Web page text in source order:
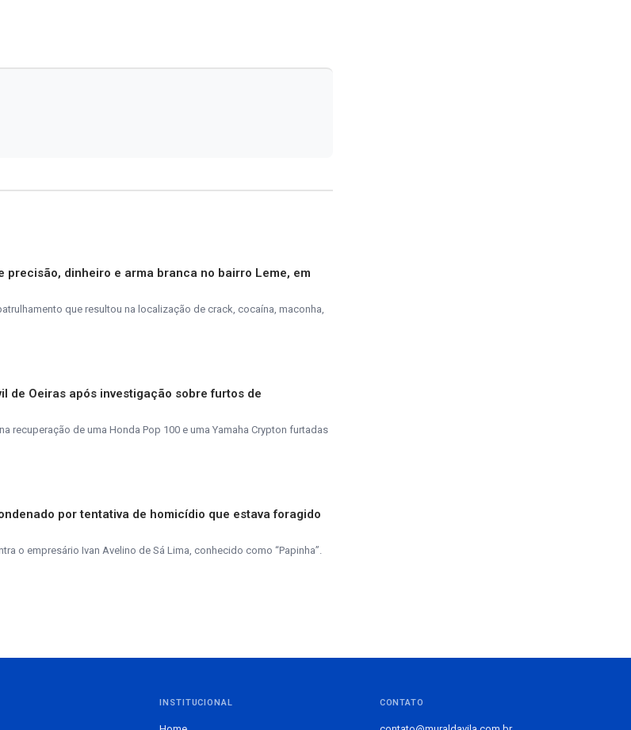
dinheiro e arma branca no bairro Leme, em
que resultou na localização de crack, cocaína, maconha,
de Oeiras após investigação sobre furtos de
recuperação de uma Honda Pop 100 e uma Yamaha Crypton furtadas
por tentativa de homicídio que estava foragido
o empresário Ivan Avelino de Sá Lima, conhecido como “Papinha”.
INSTITUCIONAL CONTATO